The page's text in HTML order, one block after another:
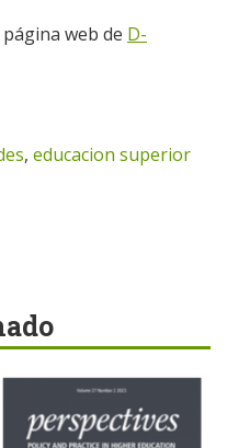
web de D-
, educacion superior